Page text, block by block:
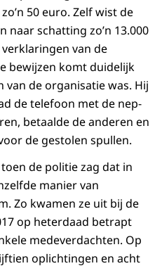
50 euro. Zelf wist de
naar schatting zo’n 13.000
van de
bewijzen komt duidelijk
de organisatie was. Hij
de telefoon met de nep-
betaalde de anderen en
de gestolen spullen.
de politie zag dat in
manier van
Zo kwamen ze uit bij de
op heterdaad betrapt
medeverdachten. Op
oplichtingen en acht